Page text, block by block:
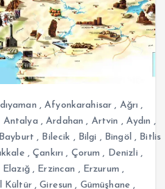
,Afyonkarahisar , Ağrı ,
Antalya ,Ardahan , Artvin , Aydın ,
Bayburt , Bilecik , Bilgi , Bingöl , Bitlis
,Çankırı , Çorum , Denizli ,
Elazığ, Erzincan , Erzurum ,
Kültür,Giresun , Gümüşhane ,